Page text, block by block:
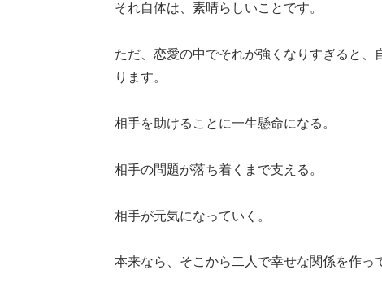
それ自体は、素晴らしいことです。
ただ、恋愛の中でそれが強くなりすぎると
ります。
相手を助けることに一生懸命になる。
相手の問題が落ち着くまで支える。
相手が元気になっていく。
本来なら、そこから二人で幸せな関係を作っ